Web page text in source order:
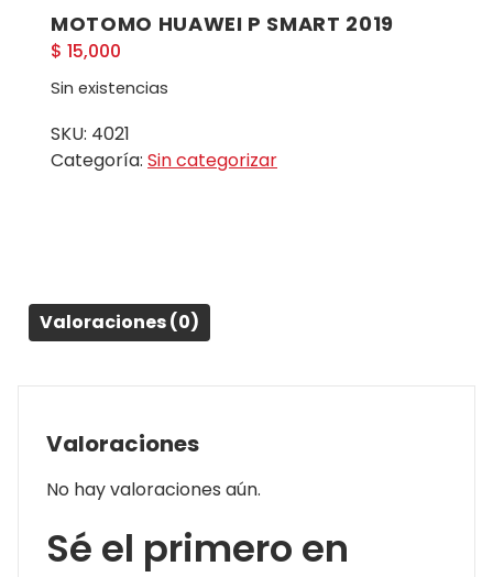
MOTOMO HUAWEI P SMART 2019
$ 15,000
Sin existencias
SKU: 4021
Categoría: Sin categorizar
Valoraciones (0)
Valoraciones
No hay valoraciones aún.
Sé el primero en